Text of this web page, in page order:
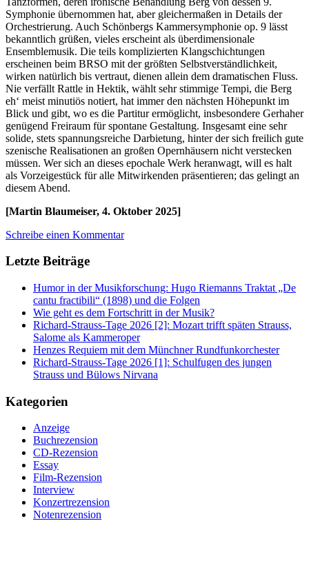
Symphonie übernommen hat, aber gleichermaßen in Details der
Orchestrierung. Auch Schönbergs Kammersymphonie op. 9 lässt
bekanntlich grüßen, vieles erscheint als überdimensionale
Ensemblemusik. Die teils komplizierten Klangschichtungen
erscheinen beim BRSO mit der größten Selbstverständlichkeit,
wirken natürlich bis vertraut, dienen allein dem dramatischen Fluss.
Nie verfällt Rattle in Hektik, wählt sehr stimmige Tempi, die Berg
eh‘ meist minutiös notiert, hat immer den nächsten Höhepunkt im
Blick und gibt, wo es die Partitur ermöglicht, insbesondere Gerhaher
genügend Freiraum für spontane Gestaltung. Insgesamt eine sehr
solide, stets spannungsreiche Darbietung, hinter der sich freilich gute
szenische Realisationen an großen Opernhäusern nicht verstecken
müssen. Wer sich an dieses epochale Werk heranwagt, will es halt
als Vorzeigestück für alle Mitwirkenden präsentieren; das gelingt an
diesem Abend.
[Martin Blaumeiser, 4. Oktober 2025]
Schreibe einen Kommentar
Letzte Beiträge
Humor in der Musikforschung: Hugo Riemanns Traktat „De
cantu fractibili“ (1898) und die Folgen
Wie geht es dem Fortschritt in der Musik?
Richard-Strauss-Tage 2026 [2]: Mozart trifft späten Strauss,
Salome als Kammeroper
Henzes Requiem mit dem Münchner Rundfunkorchester
Richard-Strauss-Tage 2026 [1]: Schulfugen des jungen
Strauss und Bülows Nirvana
Kategorien
Anzeige
Buchrezension
CD-Rezension
Essay
Film-Rezension
Interview
Konzertrezension
Notenrezension